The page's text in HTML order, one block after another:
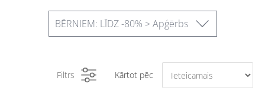
BĒRNIEM: LĪDZ -80% > Apģērbs
Filtrs Kārtot pēc